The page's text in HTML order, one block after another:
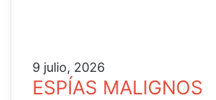
9 julio, 2026
ESPÍAS MALIGNOS